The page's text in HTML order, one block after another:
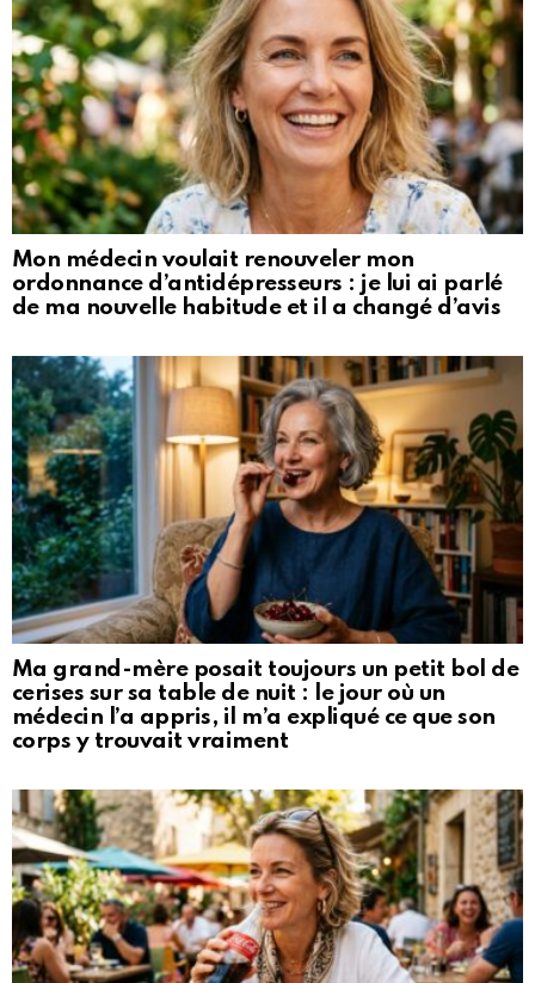
Mon médecin voulait renouveler mon
ordonnance d’antidépresseurs : je lui ai parlé
de ma nouvelle habitude et il a changé d’avis
Ma grand-mère posait toujours un petit bol de
cerises sur sa table de nuit : le jour où un
médecin l’a appris, il m’a expliqué ce que son
corps y trouvait vraiment